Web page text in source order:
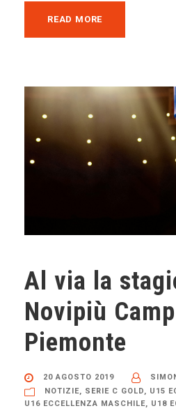
READ MORE
Al via la
Novipiù
Piemonte
20 AGOSTO 2019
NOTIZIE, SERIE C GOLD, U15
U16 ECCELLENZA MASCHILE, U18